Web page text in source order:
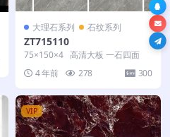
大理石系列 石纹系列
ZT715110
75×150×4 高清大板 一石四面
4 年前
278 300
VIP